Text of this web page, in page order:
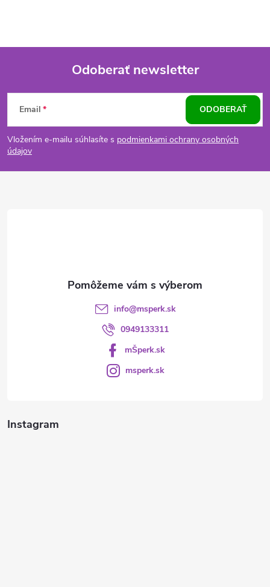
Z
á
p
Odoberať newsletter
Email
Vložením e-mailu súhlasíte s podmienkami ochrany osobných
údajov
ODOBERAŤ
Instagram
info@msperk.sk
0949133311
mŠperk.sk
msperk.sk